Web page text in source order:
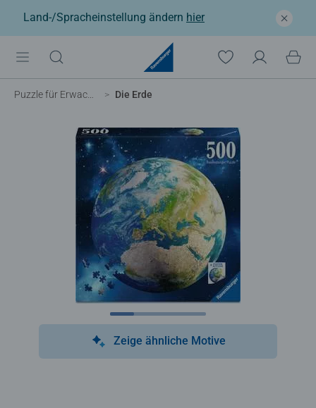
Land-/Spracheinstellung ändern hier
Puzzle für Erwachsene Die Erde
Zeige ähnliche Motive